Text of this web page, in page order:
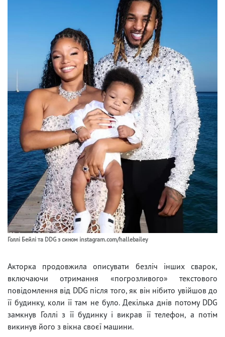
Голлі Бейлі та DDG з сином instagram.com/hallebailey
Акторка продовжила описувати безліч інших сварок,
включаючи отримання «погрозливого» текстового
повідомлення від DDG після того, як він нібито увійшов до
її будинку, коли її там не було. Декілька днів потому DDG
замкнув Голлі з її будинку і викрав її телефон, а потім
викинув його з вікна своєї машини.